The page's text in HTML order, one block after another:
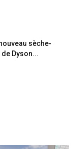
sèche-
Dyson...